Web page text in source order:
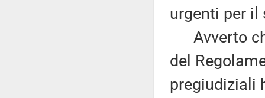
urgenti per
Avverto
del
pregiudiziali